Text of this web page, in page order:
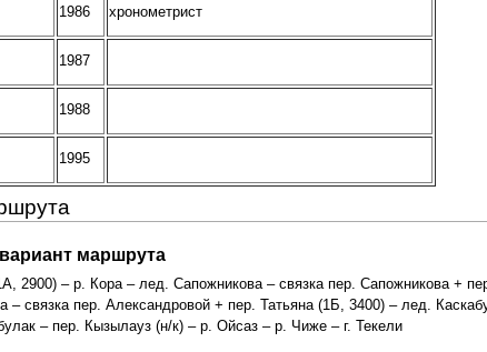
1986 хронометрист
1987
1988
1995
маршрута
2900) – р. Кора – лед. Сапожникова – связка пер. Сапожникова +
связка пер. Александровой + пер. Татьяна (1Б, 3400) – лед.
– пер. Кызылауз (н/к) – р. Ойсаз – р. Чиже – г. Текели